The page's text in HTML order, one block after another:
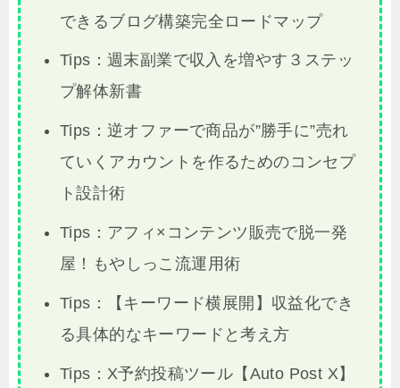
できるブログ構築完全ロードマップ
Tips：週末副業で収入を増やす３ステッ
プ解体新書
Tips：逆オファーで商品が”勝手に”売れ
ていくアカウントを作るためのコンセプ
ト設計術
Tips：アフィ×コンテンツ販売で脱一発
屋！もやしっこ流運用術
Tips：【キーワード横展開】収益化でき
る具体的なキーワードと考え方
Tips：X予約投稿ツール【Auto Post X】